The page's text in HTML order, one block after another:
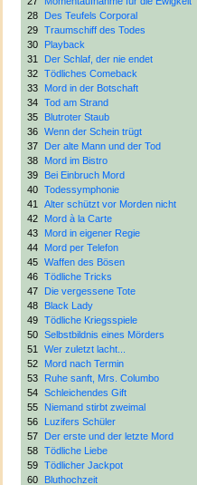
28
Des Teufels Corporal
29
Traumschiff des Todes
30
Playback
31
Der Schlaf, der nie endet
32
Tödliches Comeback
33
Mord in der Botschaft
34
Tod am Strand
35
Blutroter Staub
36
Wenn der Schein trügt
37
Der alte Mann und der Tod
38
Mord im Bistro
39
Bei Einbruch Mord
40
Todessymphonie
41
Alter schützt vor Morden nicht
42
Mord à la Carte
43
Mord in eigener Regie
44
Mord per Telefon
45
Waffen des Bösen
46
Tödliche Tricks
47
Die vergessene Tote
48
Black Lady
49
Tödliche Kriegsspiele
50
Selbstbildnis eines Mörders
51
Wer zuletzt lacht...
52
Mord nach Termin
53
Ruhe sanft, Mrs. Columbo
54
Schleichendes Gift
55
Niemand stirbt zweimal
56
Luzifers Schüler
57
Der erste und der letzte Mord
58
Tödliche Liebe
59
Tödlicher Jackpot
60
Bluthochzeit